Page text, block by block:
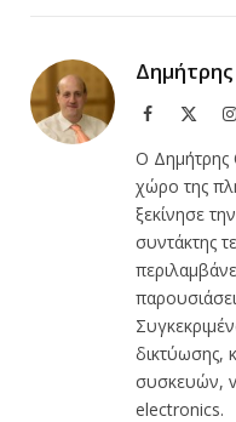
Facebook
Ο Δημήτρης
χώρο της
ξεκίνησε
συντάκτης
δικτύωσης,
συσκευών,
electronics.